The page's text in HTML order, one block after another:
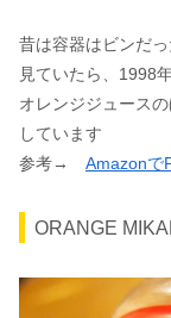
昔は容器はビンだ
見ていたら、1998
オレンジジュース
しています
参考→ Amazonで
ORANGE